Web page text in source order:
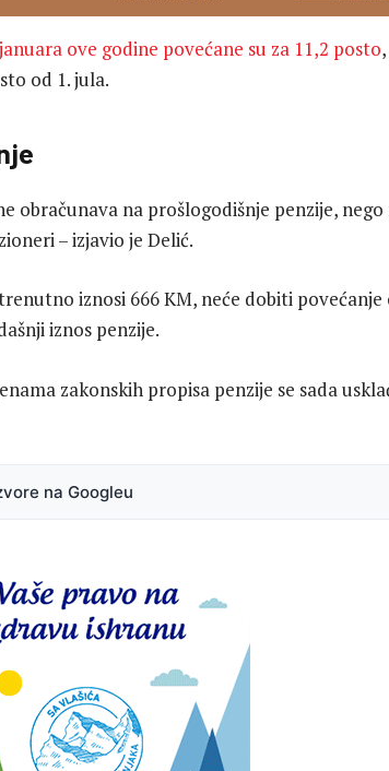
ove godine povećane su za 11,2 posto
od 1. jula.
obračunava na prošlogodišnje penzije, nego
– izjavio je Delić.
iznosi 666 KM, neće dobiti
iznos penzije.
zakonskih propisa penzije se sada
na Googleu